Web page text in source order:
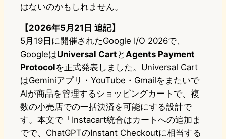
はないのかもしれません。
【2026年5月21日 追記】
5月19日に開催されたGoogle I/O 2026で、
GoogleはUniversal Cart とAgents Payment
Protocolを正式発表しました。Universal Cart
はGeminiアプリ・YouTube・Gmailをまたいで
AIが商品を管理するショッピングカートで、複
数の小売店での一括決済を可能にする設計で
す。本文で「Instacart統合はカートへの追加ま
でで、ChatGPTのInstant Checkoutに相当する